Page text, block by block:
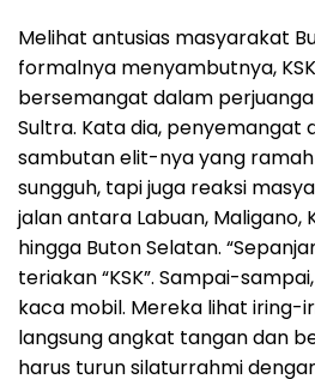
Melihat antusias masyarakat
formalnya menyambutnya,
bersemangat dalam
Sultra. Kata dia, penyemangat
sambutan elit-nya yang
sungguh, tapi juga reaksi
jalan antara Labuan, Maligano,
hingga Buton Selatan.
teriakan “KSK”. Sampai-
kaca mobil. Mereka lihat iring-
langsung angkat tangan dan
harus turun silaturrahmi